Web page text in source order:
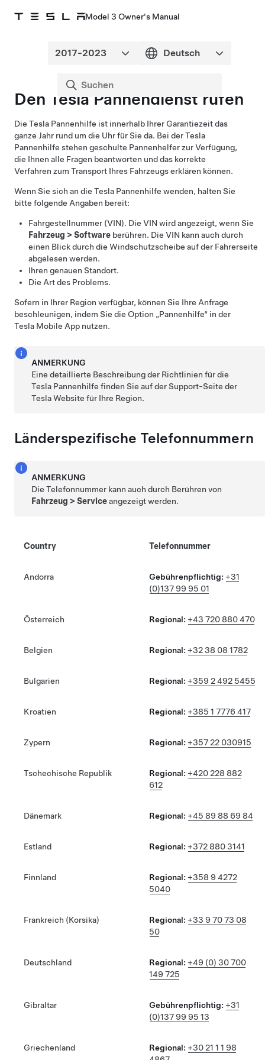
Model 3 Owner's Manual
Den Tesla Pannendienst rufen
Die Tesla Pannenhilfe ist innerhalb Ihrer Garantiezeit das
ganze Jahr rund um die Uhr für Sie da. Bei der Tesla
Pannenhilfe stehen geschulte Pannenhelfer zur Verfügung,
die Ihnen alle Fragen beantworten und das korrekte
Verfahren zum Transport Ihres Fahrzeugs erklären können.
Wenn Sie sich an die Tesla Pannenhilfe wenden, halten Sie
bitte folgende Angaben bereit:
Fahrgestellnummer (VIN). Die VIN wird angezeigt, wenn Sie
Fahrzeug > Software berühren. Die VIN kann auch durch
einen Blick durch die Windschutzscheibe auf der Fahrerseite
abgelesen werden.
Ihren genauen Standort.
Die Art des Problems.
Sofern in Ihrer Region verfügbar, können Sie Ihre Anfrage
beschleunigen, indem Sie die Option „Pannenhilfe“ in der
Tesla Mobile App nutzen.
ANMERKUNG
Eine detaillierte Beschreibung der Richtlinien für die
Tesla Pannenhilfe finden Sie auf der Support-Seite der
Tesla Website für Ihre Region.
Länderspezifische Telefonnummern
ANMERKUNG
Die Telefonnummer kann auch durch Berühren von
Fahrzeug >Serviceangezeigt werden.
Country Telefonnummer
Andorra Gebührenpflichtig: +31
(0)137 99 95 01
Österreich Regional: +43 720 880 470
Belgien Regional: +32 38 08 1782
Bulgarien Regional: +359 2 492 5455
Kroatien Regional: +385 1 7776 417
Zypern Regional: +357 22 030915
Tschechische Republik Regional: +420 228 882
612
Dänemark Regional: +45 89 88 69 84
Estland Regional: +372 880 3141
Finnland Regional: +358 9 4272
5040
Frankreich (Korsika) Regional: +33 9 70 73 08
50
Deutschland Regional: +49 (0) 30 700
149 725
Gibraltar Gebührenpflichtig: +31
(0)137 99 95 13
Griechenland Regional: +30 21 1 1 98